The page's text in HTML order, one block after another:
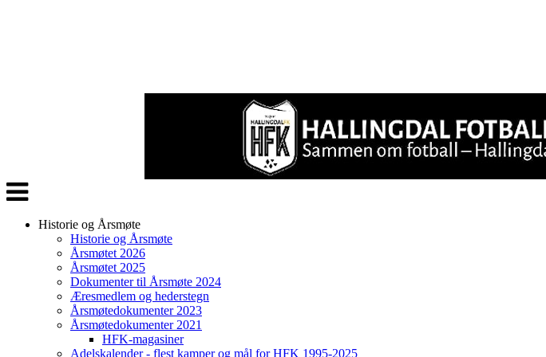
Veksle
navigasjon
Historie og Årsmøte
Historie og Årsmøte
Årsmøtet 2026
Årsmøtet 2025
Dokumenter til Årsmøte 2024
Æresmedlem og hederstegn
Årsmøtedokumenter 2023
Årsmøtedokumenter 2021
HFK-magasiner
Adelskalender - flest kamper og mål for HFK 1995-2025